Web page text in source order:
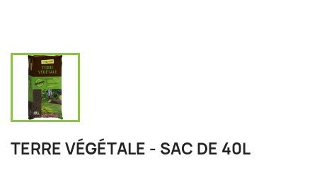
TERRE VÉGÉTALE - SAC DE 40L